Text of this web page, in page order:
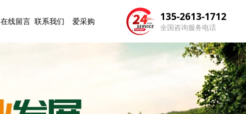
在线留言 联系我们 爱采购 135-2613-1712
全国咨询服务电话